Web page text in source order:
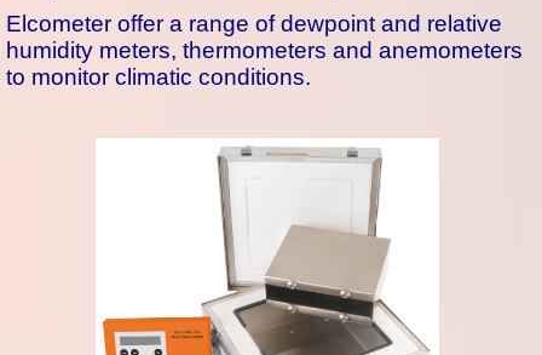
Elcometer offer a range of dewpoint and relative
humidity meters, thermometers and anemometers
to monitor climatic conditions.